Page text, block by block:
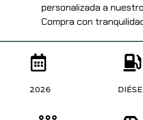
personalizada a
Compra con
2026